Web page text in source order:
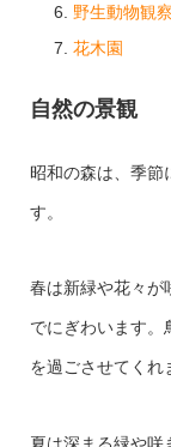
野生動物観察
花木園
自然の景観
昭和の森は、季節
す。
春は新緑や花々が
でにぎわいます。
を過ごさせてくれ